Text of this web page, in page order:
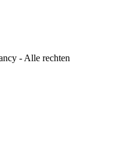
- Alle rechten